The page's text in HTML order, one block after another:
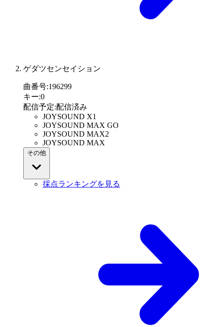
ゲダツセンセイション
曲番号:196299
キー:0
配信予定:配信済み
JOYSOUND X1
JOYSOUND MAX GO
JOYSOUND MAX2
JOYSOUND MAX
その他
採点ランキングを見る